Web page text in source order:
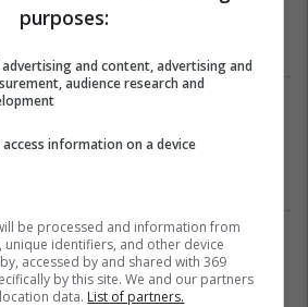
#16060
Health bashkon profesionistët
Zvicër
UBT në skenën botërore të
Kosova drejt Koresë së
purposes:
and content, advertising and
audience research and
information on a device
be processed and information from
unique identifiers, and other device
accessed by and shared with 369
by this site. We and our partners
data. List of partners.